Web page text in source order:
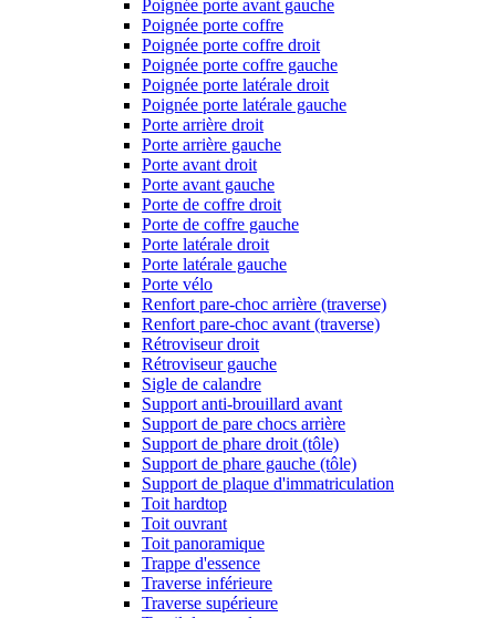
Poignée porte avant gauche
Poignée porte coffre
Poignée porte coffre droit
Poignée porte coffre gauche
Poignée porte latérale droit
Poignée porte latérale gauche
Porte arrière droit
Porte arrière gauche
Porte avant droit
Porte avant gauche
Porte de coffre droit
Porte de coffre gauche
Porte latérale droit
Porte latérale gauche
Porte vélo
Renfort pare-choc arrière (traverse)
Renfort pare-choc avant (traverse)
Rétroviseur droit
Rétroviseur gauche
Sigle de calandre
Support anti-brouillard avant
Support de pare chocs arrière
Support de phare droit (tôle)
Support de phare gauche (tôle)
Support de plaque d'immatriculation
Toit hardtop
Toit ouvrant
Toit panoramique
Trappe d'essence
Traverse inférieure
Traverse supérieure